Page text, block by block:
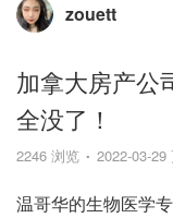
zouett
加拿大房产公
全没了！
2246 浏览 2022-03-29
温哥华的生物医学